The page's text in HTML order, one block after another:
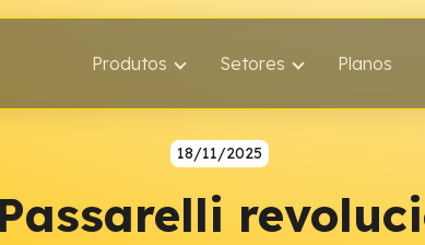
Produtos Setores Planos
18/11/2025